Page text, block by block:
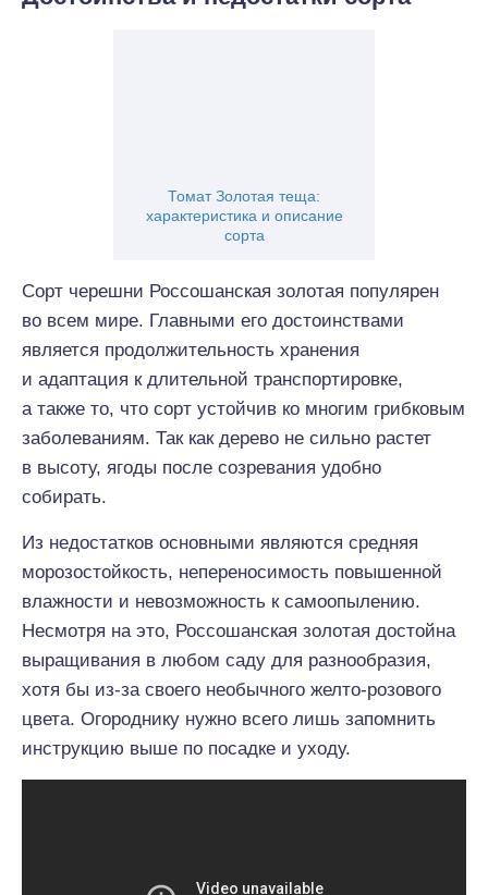
Томат Золотая теща:
характеристика и описание
сорта
Сорт черешни Россошанская золотая популярен
во всем мире. Главными его достоинствами
является продолжительность хранения
и адаптация к длительной транспортировке,
а также то, что сорт устойчив ко многим грибковым
заболеваниям. Так как дерево не сильно растет
в высоту, ягоды после созревания удобно
собирать.
Из недостатков основными являются средняя
морозостойкость, непереносимость повышенной
влажности и невозможность к самоопылению.
Несмотря на это, Россошанская золотая достойна
выращивания в любом саду для разнообразия,
хотя бы из-за своего необычного желто-розового
цвета. Огороднику нужно всего лишь запомнить
инструкцию выше по посадке и уходу.